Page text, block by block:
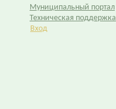
Муниципальный портал
Техническая поддержка
Вход